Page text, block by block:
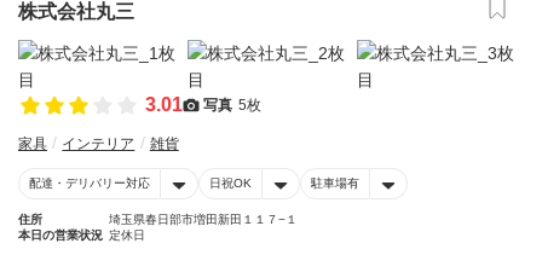
株式会社丸三
3.01 写真 5枚
家具 インテリア 雑貨
配達・デリバリー対応 日祝OK 駐車場有
住所
埼玉県春日部市増田新田１１７−１
本日の営業状況 定休日